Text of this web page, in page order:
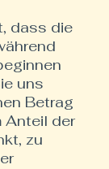
dass die
uns
Betrag
Anteil der
zu